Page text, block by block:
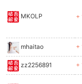
MKOLP +
mhaitao +
zz2256891 +